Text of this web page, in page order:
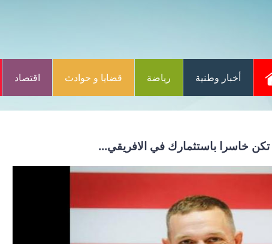
أخبار وطنية رياضة قضايا و حوادث اقتصاد
خاسرا باستثمارك في الافريقي...